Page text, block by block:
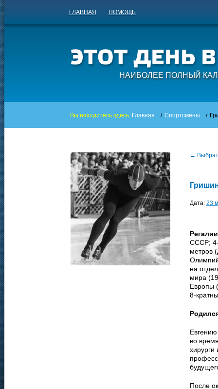
ГЛАВНАЯ ПОМОЩЬ
НАИБОЛЕЕ ПОЛНЫЙ
Вы находитесь здесь: Главная / Спортсмены /
←
Дата: 23
СССР; 4-
метров
на
мира
Европы
8-
во
хирурги
После